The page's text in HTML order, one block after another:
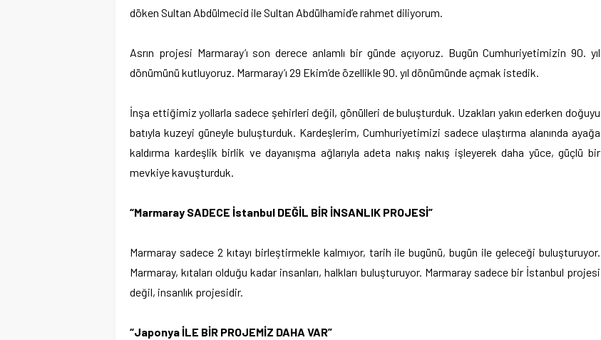
döken Sultan Abdülmecid ile Sultan Abdülhamid’e rahmet diliyorum.
Asrın projesi Marmaray’ı son derece anlamlı bir günde açıyoruz. Bugün Cumhuriyetimizin 90. yıl
dönümünü kutluyoruz. Marmaray’ı 29 Ekim’de özellikle 90. yıl dönümünde açmak istedik.
İnşa ettiğimiz yollarla sadece şehirleri değil, gönülleri de buluşturduk. Uzakları yakın ederken doğuyu
batıyla kuzeyi güneyle buluşturduk. Kardeşlerim, Cumhuriyetimizi sadece ulaştırma alanında ayağa
kaldırma kardeşlik birlik ve dayanışma ağlarıyla adeta nakış nakış işleyerek daha yüce, güçlü bir
mevkiye kavuşturduk.
“Marmaray SADECE İstanbul DEĞİL BİR İNSANLIK PROJESİ”
Marmaray sadece 2 kıtayı birleştirmekle kalmıyor, tarih ile bugünü, bugün ile geleceği buluşturuyor.
Marmaray, kıtaları olduğu kadar insanları, halkları buluşturuyor. Marmaray sadece bir İstanbul projesi
değil, insanlık projesidir.
“Japonya İLE BİR PROJEMİZ DAHA VAR”